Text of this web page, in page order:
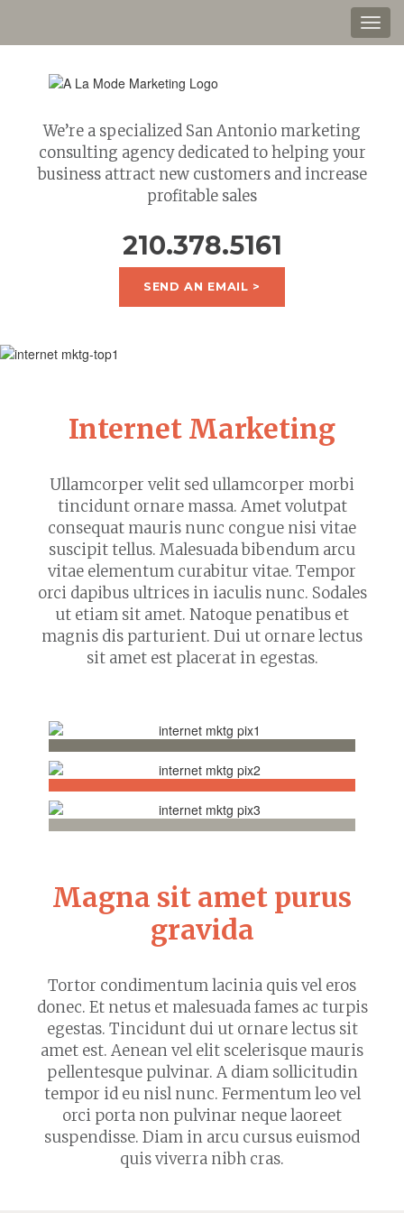
We’re a specialized San Antonio marketing
consulting agency dedicated to helping your
business attract new customers and increase
profitable sales
210.378.5161
SEND AN EMAIL >
Internet Marketing
Ullamcorper velit sed ullamcorper morbi
tincidunt ornare massa. Amet volutpat
consequat mauris nunc congue nisi vitae
suscipit tellus. Malesuada bibendum arcu
vitae elementum curabitur vitae. Tempor
orci dapibus ultrices in iaculis nunc. Sodales
ut etiam sit amet. Natoque penatibus et
magnis dis parturient. Dui ut ornare lectus
sit amet est placerat in egestas.
Magna sit amet purus
gravida
Tortor condimentum lacinia quis vel eros
donec. Et netus et malesuada fames ac turpis
egestas. Tincidunt dui ut ornare lectus sit
amet est. Aenean vel elit scelerisque mauris
pellentesque pulvinar. A diam sollicitudin
tempor id eu nisl nunc. Fermentum leo vel
orci porta non pulvinar neque laoreet
suspendisse. Diam in arcu cursus euismod
quis viverra nibh cras.